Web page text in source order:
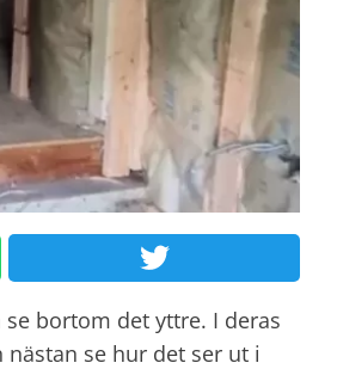
bortom det yttre. I deras
se hur det ser ut i